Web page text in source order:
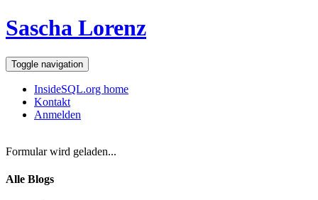
Sascha Lorenz
Toggle navigation
InsideSQL.org home
Kontakt
Anmelden
Formular wird geladen...
Alle Blogs